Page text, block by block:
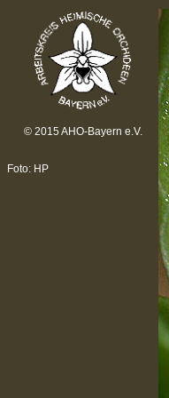
© 2015 AHO-Bayern e.V.
Foto: HP